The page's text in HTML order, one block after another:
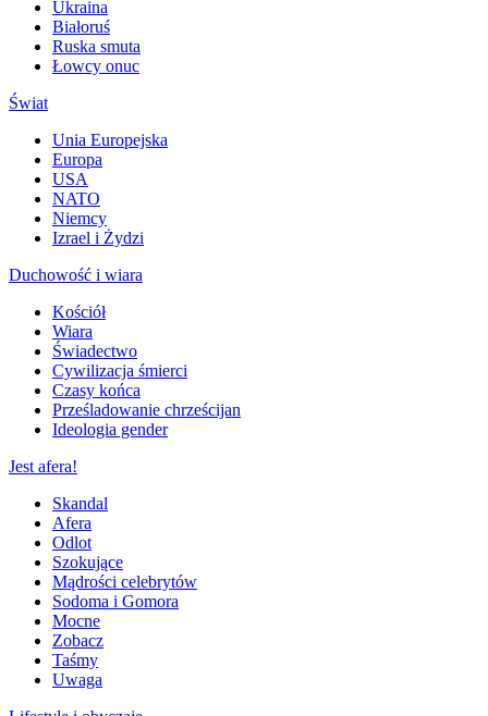
Ukraina
Białoruś
Ruska smuta
Łowcy onuc
Świat
Unia Europejska
Europa
USA
NATO
Niemcy
Izrael i Żydzi
Duchowość i wiara
Kościół
Wiara
Świadectwo
Cywilizacja śmierci
Czasy końca
Prześladowanie chrześcijan
Ideologia gender
Jest afera!
Skandal
Afera
Odlot
Szokujące
Mądrości celebrytów
Sodoma i Gomora
Mocne
Zobacz
Taśmy
Uwaga